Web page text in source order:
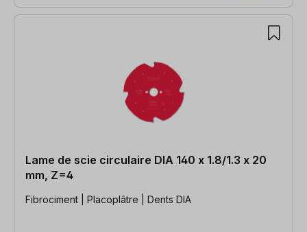
Lame de scie circulaire DIA 140 x 1.8/1.3 x 20
mm, Z=4
Fibrociment | Placoplâtre | Dents DIA